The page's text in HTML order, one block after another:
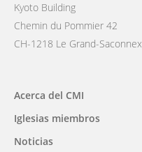
Kyoto Building
Chemin du Pommier 42
CH-1218 Le Grand-
Main
navigation
Acerca del CMI
Iglesias miembros
Noticias